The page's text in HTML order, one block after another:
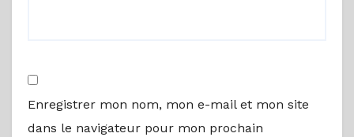
Enregistrer mon nom, mon e-mail et mon site
dans le navigateur pour mon prochain